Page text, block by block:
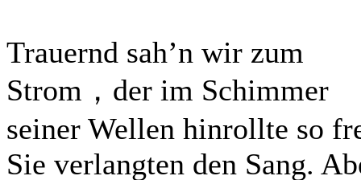
Trauernd sah’n wir zum
Strom，der im Schimmer
seiner Wellen hinrollte so
Sie verlangten den Sang.